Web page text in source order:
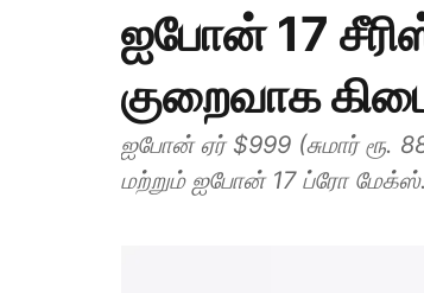
ஐபோன் 17
குறைவாக
ஐபோன் ஏர் $999 (சுமார் ரூ.
மற்றும் ஐபோன் 17 ப்ரோ